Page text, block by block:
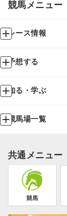
競馬メニュー
レース情報
予想する
知る・学ぶ
競馬場一覧
共通メニュー